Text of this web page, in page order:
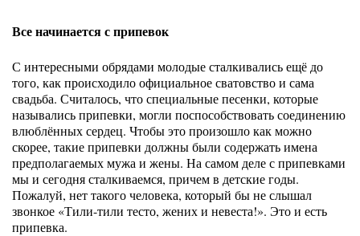
Все начинается с припевок
С интересными обрядами молодые сталкивались ещё до
того, как происходило официальное сватовство и сама
свадьба. Считалось, что специальные песенки, которые
назывались припевки, могли поспособствовать соединению
влюблённых сердец. Чтобы это произошло как можно
скорее, такие припевки должны были содержать имена
предполагаемых мужа и жены. На самом деле с припевками
мы и сегодня сталкиваемся, причем в детские годы.
Пожалуй, нет такого человека, который бы не слышал
звонкое «Тили-тили тесто, жених и невеста!». Это и есть
припевка.